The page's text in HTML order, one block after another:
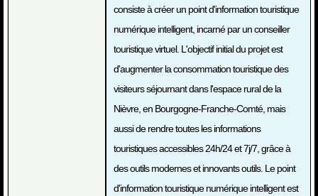
consiste à créer un point d'information touristique
numérique intelligent, incarné par un conseiller
touristique virtuel. L'objectif initial du projet est
d'augmenter la consommation touristique des
visiteurs séjournant dans l'espace rural de la
Nièvre, en Bourgogne-Franche-Comté, mais
aussi de rendre toutes les informations
touristiques accessibles 24h/24 et 7j/7, grâce à
des outils modernes et innovants outils. Le point
d'information touristique numérique intelligent est